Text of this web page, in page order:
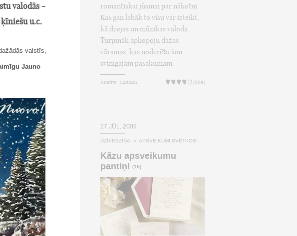
valodās -
u.c.
valstīs,
Jauno
romantiskai jūsmai par nākotni.
Kas gan labāk to visu var izteikt,
kā dzejas un mūzikas valoda.
Turpmāk apkopoju dažas
vārsmas, kas noderētu šim
svinīgajam pasākumam.
Skatīts: 148345 (208)
27.JŪL, 2009
DZĪVESZIŅAI » APSVEIKUMI SVĒTKOS
Kāzu apsveikumu
pantiņi (15)